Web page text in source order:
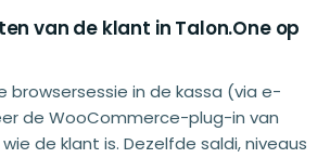
van de klant in Talon.One op
browsersessie in de kassa (via e-
de WooCommerce-plug-in van
de klant is. Dezelfde saldi, niveaus